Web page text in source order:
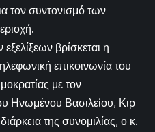
τον συντονισμό των
βρίσκεται η
επικοινωνία του
με τον
Ηνωμένου Βασιλείου, Κιρ
της συνομιλίας, ο κ.